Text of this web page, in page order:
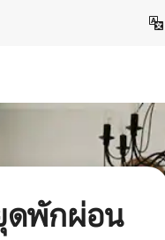
ดพักผ่อน